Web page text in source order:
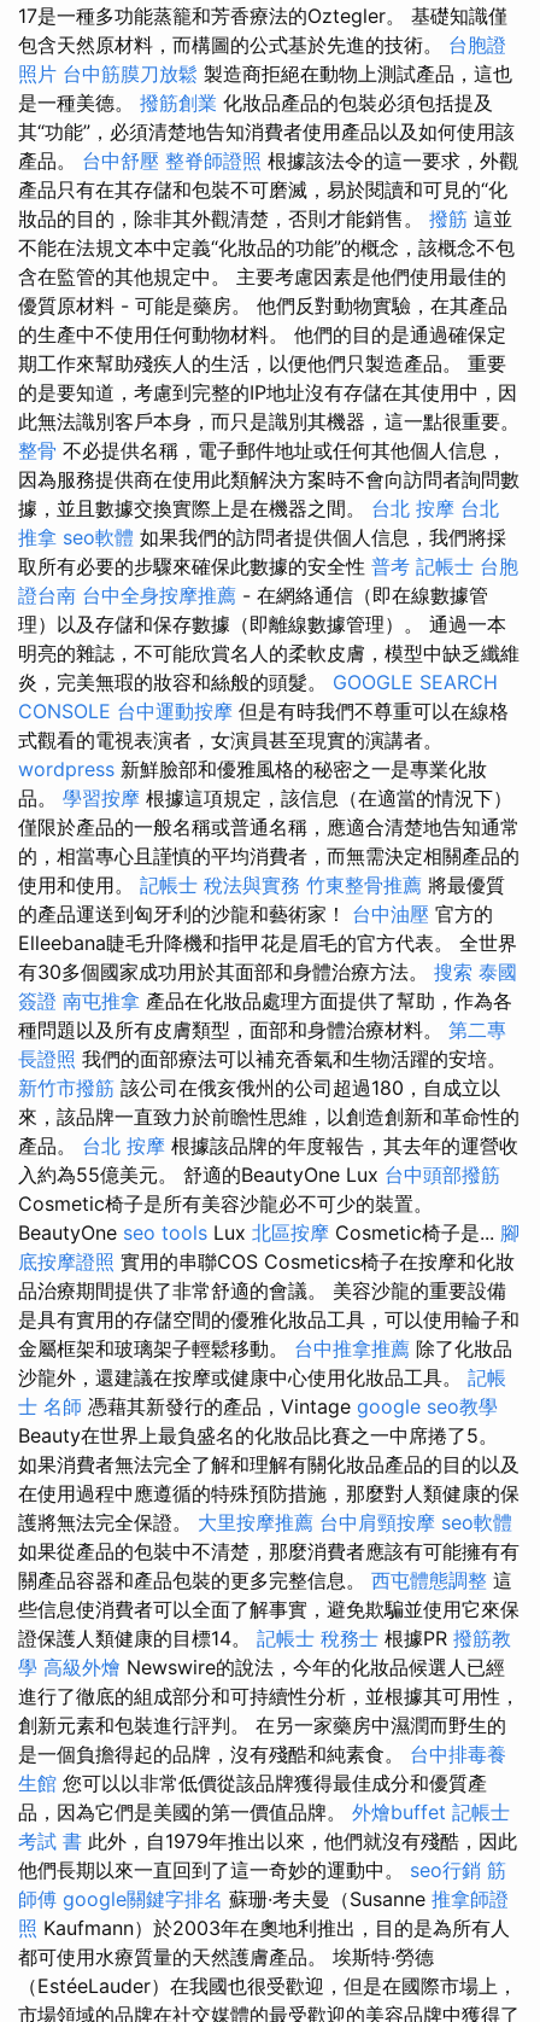
17是一種多功能蒸籠和芳香療法的Oztegler。 基礎知識僅
包含天然原材料，而構圖的公式基於先進的技術。 台胞證
照片 台中筋膜刀放鬆 製造商拒絕在動物上測試產品，這也
是一種美德。 撥筋創業 化妝品產品的包裝必須包括提及
其“功能”，必須清楚地告知消費者使用產品以及如何使用該
產品。 台中舒壓 整脊師證照 根據該法令的這一要求，外觀
產品只有在其存儲和包裝不可磨滅，易於閱讀和可見的“化
妝品的目的，除非其外觀清楚，否則才能銷售。 撥筋 這並
不能在法規文本中定義“化妝品的功能”的概念，該概念不包
含在監管的其他規定中。 主要考慮因素是他們使用最佳的
優質原材料 - 可能是藥房。 他們反對動物實驗，在其產品
的生產中不使用任何動物材料。 他們的目的是通過確保定
期工作來幫助殘疾人的生活，以便他們只製造產品。 重要
的是要知道，考慮到完整的IP地址沒有存儲在其使用中，因
此無法識別客戶本身，而只是識別其機器，這一點很重要。
整骨 不必提供名稱，電子郵件地址或任何其他個人信息，
因為服務提供商在使用此類解決方案時不會向訪問者詢問數
據，並且數據交換實際上是在機器之間。 台北 按摩 台北
推拿 seo軟體 如果我們的訪問者提供個人信息，我們將採
取所有必要的步驟來確保此數據的安全性 普考 記帳士 台胞
證台南 台中全身按摩推薦 - 在網絡通信（即在線數據管
理）以及存儲和保存數據（即離線數據管理）。 通過一本
明亮的雜誌，不可能欣賞名人的柔軟皮膚，模型中缺乏纖維
炎，完美無瑕的妝容和絲般的頭髮。 GOOGLE SEARCH
CONSOLE 台中運動按摩 但是有時我們不尊重可以在線格
式觀看的電視表演者，女演員甚至現實的演講者。
wordpress 新鮮臉部和優雅風格的秘密之一是專業化妝
品。 學習按摩 根據這項規定，該信息（在適當的情況下）
僅限於產品的一般名稱或普通名稱，應適合清楚地告知通常
的，相當專心且謹慎的平均消費者，而無需決定相關產品的
使用和使用。 記帳士 稅法與實務 竹東整骨推薦 將最優質
的產品運送到匈牙利的沙龍和藝術家！ 台中油壓 官方的
Elleebana睫毛升降機和指甲花是眉毛的官方代表。 全世界
有30多個國家成功用於其面部和身體治療方法。 搜索 泰國
簽證 南屯推拿 產品在化妝品處理方面提供了幫助，作為各
種問題以及所有皮膚類型，面部和身體治療材料。 第二專
長證照 我們的面部療法可以補充香氣和生物活躍的安培。
新竹市撥筋 該公司在俄亥俄州的公司超過180，自成立以
來，該品牌一直致力於前瞻性思維，以創造創新和革命性的
產品。 台北 按摩 根據該品牌的年度報告，其去年的運營收
入約為55億美元。 舒適的BeautyOne Lux 台中頭部撥筋
Cosmetic椅子是所有美容沙龍必不可少的裝置。
BeautyOne seo tools Lux 北區按摩 Cosmetic椅子是... 腳
底按摩證照 實用的串聯COS Cosmetics椅子在按摩和化妝
品治療期間提供了非常舒適的會議。 美容沙龍的重要設備
是具有實用的存儲空間的優雅化妝品工具，可以使用輪子和
金屬框架和玻璃架子輕鬆移動。 台中推拿推薦 除了化妝品
沙龍外，還建議在按摩或健康中心使用化妝品工具。 記帳
士 名師 憑藉其新發行的產品，Vintage google seo教學
Beauty在世界上最負盛名的化妝品比賽之一中席捲了5。
如果消費者無法完全了解和理解有關化妝品產品的目的以及
在使用過程中應遵循的特殊預防措施，那麼對人類健康的保
護將無法完全保證。 大里按摩推薦 台中肩頸按摩 seo軟體
如果從產品的包裝中不清楚，那麼消費者應該有可能擁有有
關產品容器和產品包裝的更多完整信息。 西屯體態調整 這
些信息使消費者可以全面了解事實，避免欺騙並使用它來保
證保護人類健康的目標14。 記帳士 稅務士 根據PR 撥筋教
學 高級外燴 Newswire的說法，今年的化妝品候選人已經
進行了徹底的組成部分和可持續性分析，並根據其可用性，
創新元素和包裝進行評判。 在另一家藥房中濕潤而野生的
是一個負擔得起的品牌，沒有殘酷和純素食。 台中排毒養
生館 您可以以非常低價從該品牌獲得最佳成分和優質產
品，因為它們是美國的第一價值品牌。 外燴buffet 記帳士
考試 書 此外，自1979年推出以來，他們就沒有殘酷，因此
他們長期以來一直回到了這一奇妙的運動中。 seo行銷 筋
師傅 google關鍵字排名 蘇珊·考夫曼（Susanne 推拿師證
照 Kaufmann）於2003年在奧地利推出，目的是為所有人
都可使用水療質量的天然護膚產品。 埃斯特·勞德
（EstéeLauder）在我國也很受歡迎，但是在國際市場上，
市場領域的品牌在社交媒體的最受歡迎的美容品牌中獲得了